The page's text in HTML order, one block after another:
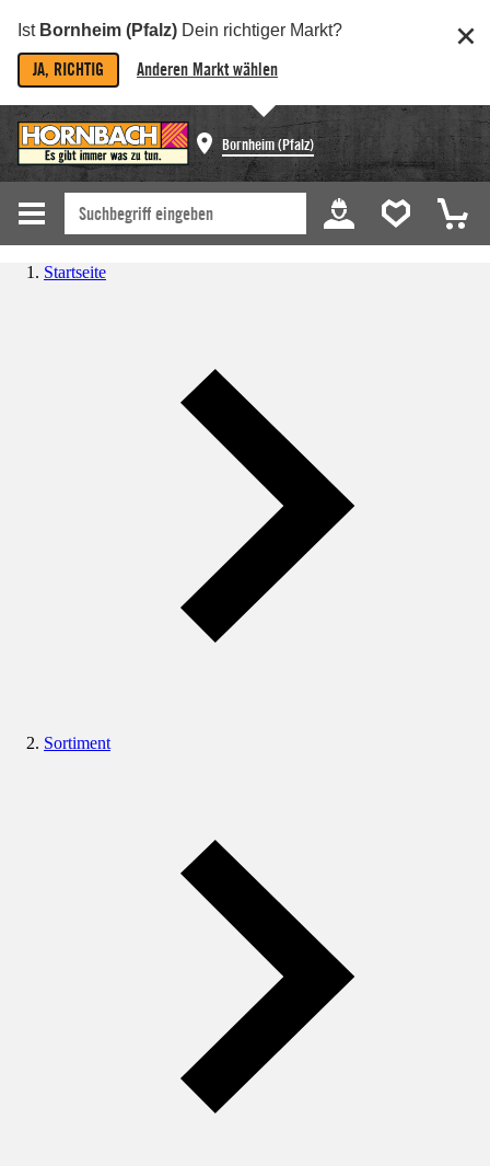
Ist Bornheim (Pfalz) Dein richtiger Markt?
JA, RICHTIG Anderen Markt wählen
Bornheim (Pfalz)
Startseite
Sortiment